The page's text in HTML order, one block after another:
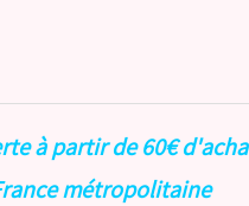
à partir de 60€
métropolitaine